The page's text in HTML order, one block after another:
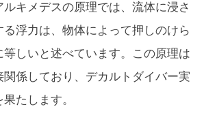
キメデスの原理では、流体に浸さ
浮力は、物体によって押しのけら
しいと述べています。この原理は
係しており、デカルトダイバー実
たします。